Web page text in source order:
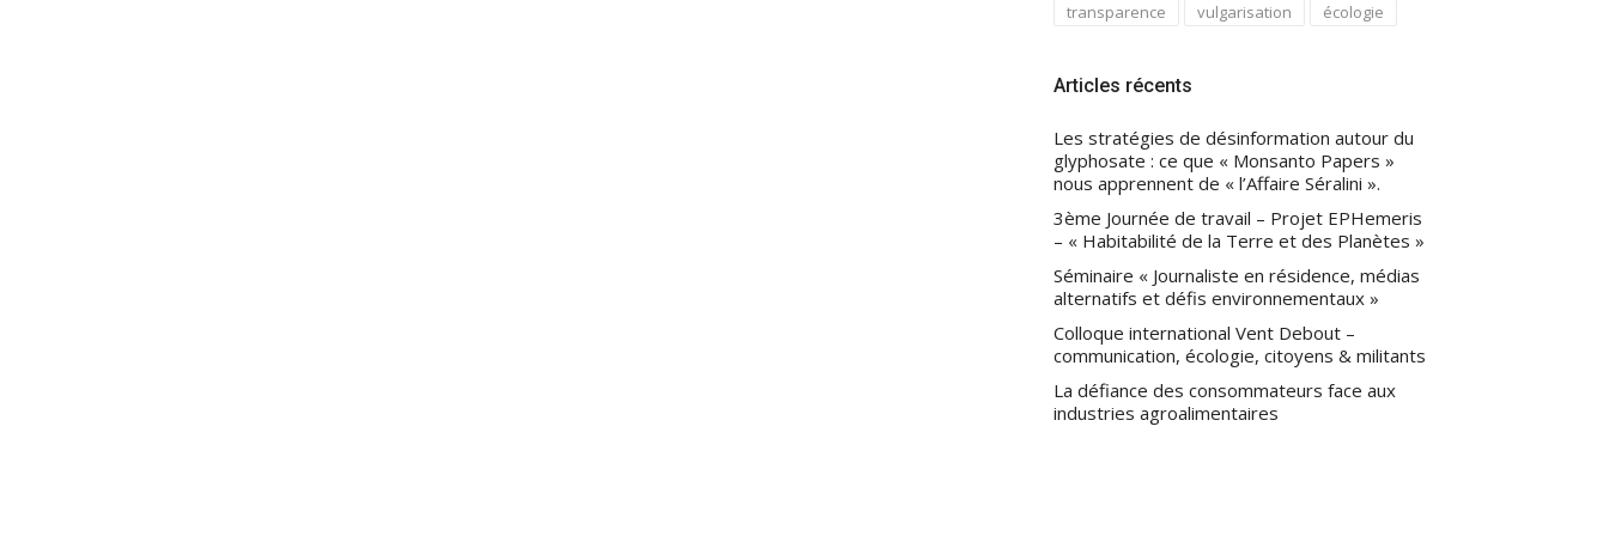
transparence vulgarisation écologie
Articles récents
Les stratégies de désinformation autour du
glyphosate : ce que « Monsanto Papers »
nous apprennent de « l’Affaire Séralini ».
3ème Journée de travail – Projet EPHemeris
– « Habitabilité de la Terre et des Planètes »
Séminaire « Journaliste en résidence, médias
alternatifs et défis environnementaux »
Colloque international Vent Debout –
communication, écologie, citoyens & militants
La défiance des consommateurs face aux
industries agroalimentaires